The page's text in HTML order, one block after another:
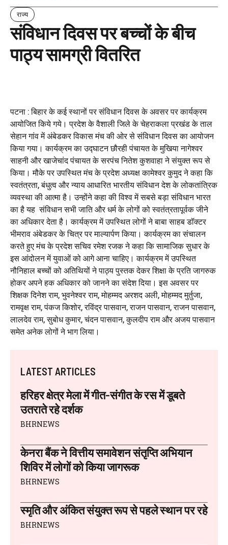
राज्य
संविधान दिवस पर बच्चों के बीच
पाठ्य सामग्री वितरित
पटना : बिहार के कई स्थानों पर संविधान दिवस के अवसर पर कार्यक्रम
आयोजित किये गये। प्रदेश के वैशाली जिले के चेहराकला प्रखंड के ताल
सेहान गांव में अंबेडकर विकास मंच की ओर से संविधान दिवस का आयोजन
किया गया। कार्यक्रम का उद्घाटन छौरही पंचायत के मुखिया नागेश्वर
साहनी और खाजेचांद पंचायत के सरपंच नितेश कुशवाहा ने संयुक्त रूप से
किया। मौके पर उपस्थित मंच के प्रदेश अध्यक्ष कामेश्वर कुमुद ने कहा कि
स्वतंत्रता, बंधुत्व और न्याय आधारित भारतीय संविधान देश के लोकतांत्रिक
व्यवस्था की आत्मा है। उन्होंने कहा की विश्व में सबसे बड़ा संविधान भारत
का है यह संविधान सभी जाति और धर्म के लोगों को स्वतंत्रतापूर्वक जीने
का अधिकार देता है। कार्यक्रम में उपस्थित लोगों ने बाबा साहब डॉक्टर
भीमराव अंबेडकर के चित्र पर माल्यार्पण किया। कार्यक्रम का संचालन
करते हुए मंच के प्रदेश सचिव रमेश रजक ने कहा कि सामाजिक सुधार के
इस आंदोलन में युवाओं को आगे आना चाहिए। कार्यक्रम में उपस्थित
नौनिहाल बच्चों को अतिथियों ने पाठ्य पुस्तक देकर शिक्षा के प्रति जागरुक
होकर अपने हक अधिकार को जानने का संदेश दिया। इस अवसर पर
शिक्षक दिनेश राम, भुवनेश्वर राम, मोहम्मद अरशद अली, मोहम्मद मुर्तुजा,
रामवृक्ष राम, पंकज किशोर, रविंद्र पासवान, राजन पासवान, राजन पासवान,
लालदेव राम, सुबोध कुमार, चंदन पासवान, कुलदीप राम और अजय पासवान
समेत अनेक लोगों ने भाग लिया।
LATEST ARTICLES
हरिहर क्षेत्र मेला में गीत-संगीत के रस में डूबते
उतराते रहे दर्शक
BHRNEWS
केनरा बैंक ने वित्तीय समावेशन संतृप्ति अभियान
शिविर में लोगों को किया जागरूक
BHRNEWS
स्मृति और अंकित संयुक्त रूप से पहले स्थान पर रहे
BHRNEWS